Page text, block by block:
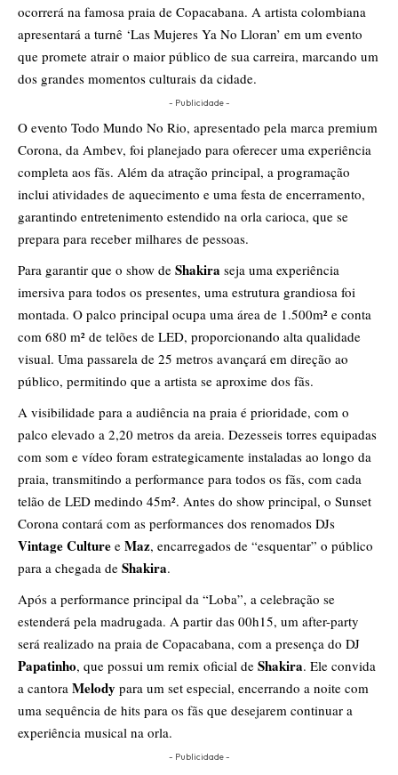
ocorrerá na famosa praia de Copacabana. A artista colombiana
apresentará a turnê ‘Las Mujeres Ya No Lloran’ em um evento
que promete atrair o maior público de sua carreira, marcando um
dos grandes momentos culturais da cidade.
- Publicidade -
O evento Todo Mundo No Rio, apresentado pela marca premium
Corona, da Ambev, foi planejado para oferecer uma experiência
completa aos fãs. Além da atração principal, a programação
inclui atividades de aquecimento e uma festa de encerramento,
garantindo entretenimento estendido na orla carioca, que se
prepara para receber milhares de pessoas.
Para garantir que o show de Shakira seja uma experiência
imersiva para todos os presentes, uma estrutura grandiosa foi
montada. O palco principal ocupa uma área de 1.500m² e conta
com 680 m² de telões de LED, proporcionando alta qualidade
visual. Uma passarela de 25 metros avançará em direção ao
público, permitindo que a artista se aproxime dos fãs.
A visibilidade para a audiência na praia é prioridade, com o
palco elevado a 2,20 metros da areia. Dezesseis torres equipadas
com som e vídeo foram estrategicamente instaladas ao longo da
praia, transmitindo a performance para todos os fãs, com cada
telão de LED medindo 45m². Antes do show principal, o Sunset
Corona contará com as performances dos renomados DJs
Vintage Culture e Maz, encarregados de “esquentar” o público
para a chegada de Shakira.
Após a performance principal da “Loba”, a celebração se
estenderá pela madrugada. A partir das 00h15, um after-party
será realizado na praia de Copacabana, com a presença do DJ
Papatinho, que possui um remix oficial de Shakira. Ele convida
a cantora Melody para um set especial, encerrando a noite com
uma sequência de hits para os fãs que desejarem continuar a
experiência musical na orla.
- Publicidade -